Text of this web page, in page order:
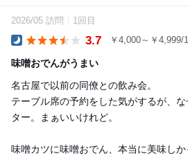
2026/05 訪問 1回目
3.7 ￥4,000～￥4,999/
味噌おでんがうまい
名古屋で以前の同僚との飲み会。
テーブル席の予約をした気がするが、
ター。まぁいいけれど。
味噌カツに味噌おでん、本当に美味しか